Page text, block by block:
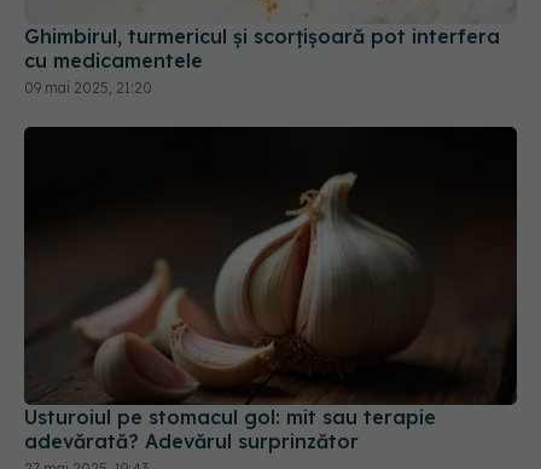
Ghimbirul, turmericul și scorțișoară pot interfera
cu medicamentele
09 mai 2025, 21:20
Usturoiul pe stomacul gol: mit sau terapie
adevărată? Adevărul surprinzător